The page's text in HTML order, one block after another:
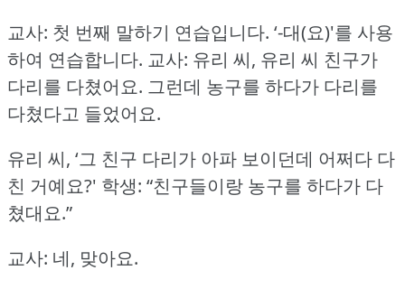
교사: 첫 번째 말하기 연습입니다. ‘-대(요)'를 사용
하여 연습합니다. 교사: 유리 씨, 유리 씨 친구가
다리를 다쳤어요. 그런데 농구를 하다가 다리를
다쳤다고 들었어요.
유리 씨, ‘그 친구 다리가 아파 보이던데 어쩌다 다
친 거예요?' 학생: “친구들이랑 농구를 하다가 다
쳤대요.”
교사: 네, 맞아요.